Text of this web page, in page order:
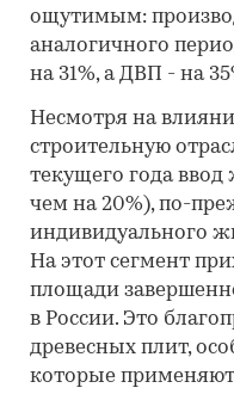
ощутимым:
аналогичного
на 31%, а ДВП - на
Несмотря на
строительную
текущего года
чем на 20%), по-
индивидуального
На этот сегмент
площади
в России. Это
древесных плит,
которые